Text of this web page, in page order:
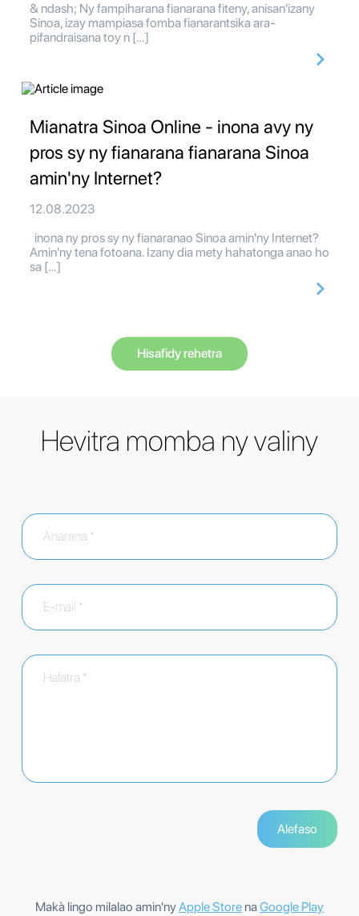
& ndash; Ny fampiharana fianarana fiteny, anisan'izany
Sinoa, izay mampiasa fomba fianarantsika ara-
pifandraisana toy n […]
Mianatra Sinoa Online - inona avy ny
pros sy ny fianarana fianarana Sinoa
amin'ny Internet?
12.08.2023
inona ny pros sy ny fianaranao Sinoa amin'ny Internet?
Amin'ny tena fotoana. Izany dia mety hahatonga anao ho
sa […]
Hisafidy rehetra
Hevitra momba ny valiny
Makà lingo milalao amin'nyApple Store naGoogle Play